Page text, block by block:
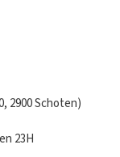
2900 Schoten)
23H